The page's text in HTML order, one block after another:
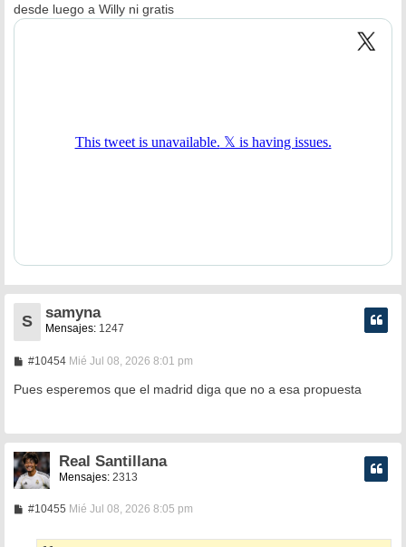
desde luego a Willy ni gratis
S
samyna
Mensajes: 1247
#10454M
n
e
Mié Jul 08, 2026 8:01 pm
Pues esperemos que el madrid diga que no a esa propuesta
Real Santillana
Mensajes: 2313
#10455MMié Jul 08, 2026 8:05 pm